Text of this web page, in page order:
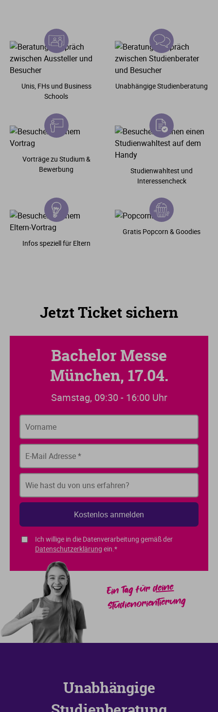
Unis, FHs und Business
Schools
Unabhängige Studienberatung
Vorträge zu Studium &
Bewerbung
Studienwahltest und
Interessencheck
Infos speziell für Eltern
Gratis Popcorn & Goodies
Jetzt Ticket sichern
Bachelor Messe
München, 17.04.
Samstag, 09:30 - 16:00 Uhr
Ich willige in die Datenverarbeitung gemäß der
Datenschutzerklärung ein.*
Ein Tag fürdeine
Studienorientierung
Unabhängige